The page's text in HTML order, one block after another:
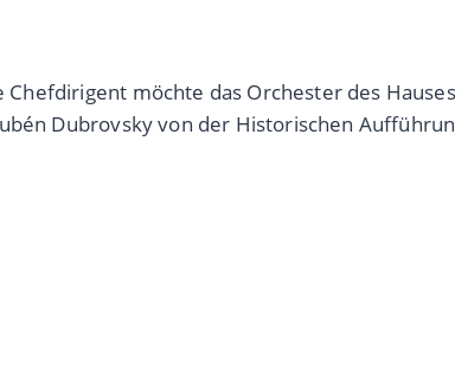
möchte das Orchester des
Dubrovsky von der Historischen